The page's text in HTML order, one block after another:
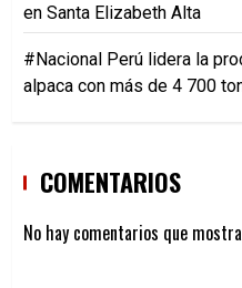
en Santa Elizabeth Alta
#Nacional Perú lidera la
alpaca con más de 4 700
COMENTARIOS
No hay comentarios que